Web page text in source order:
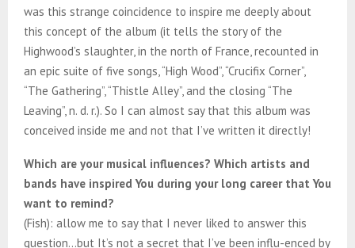
was this strange coincidence to inspire me deeply about
this concept of the album (it tells the story of the
Highwood’s slaughter, in the north of France, recounted in
an epic suite of five songs, “High Wood”, “Crucifix Corner”,
“The Gathering”, “Thistle Alley”, and the closing “The
Leaving”, n. d. r.). So I can almost say that this album was
conceived inside me and not that I’ve written it directly!
Which are your musical influences? Which artists and
bands have inspired You during your long career that You
want to remind?
(Fish): allow me to say that I never liked to answer this
question…but It’s not a secret that I’ve been influ-enced by